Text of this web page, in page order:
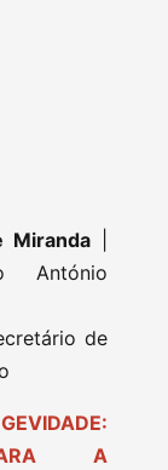
Miranda|
António
de
A